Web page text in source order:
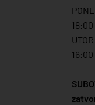
18:00
16:00